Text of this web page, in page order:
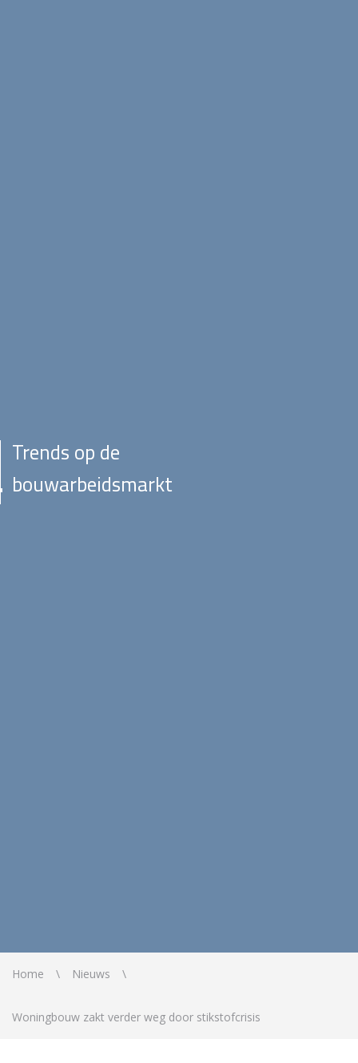
Trends op de
bouwarbeidsmarkt
Home Nieuws
Woningbouw zakt verder weg door stikstofcrisis